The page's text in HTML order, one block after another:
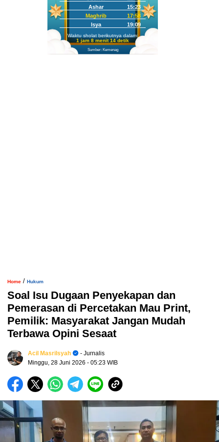
Ashar
15:23
Maghrib
17:58
Isya
19:09
Waktu sholat berikutnya dalam:
1 jam 8 menit 13 detik
Sumber: Kemenag
Home / Hukum
Soal Isu Dugaan Penyekapan dan
Pemerasan di Percetakan Mau Print,
Pemilik: Masyarakat Jangan Mudah
Terbawa Opini Sesaat
Acil Masrilsyah
- Jurnalis
Minggu, 28 Juni 2026 - 05:23 WIB